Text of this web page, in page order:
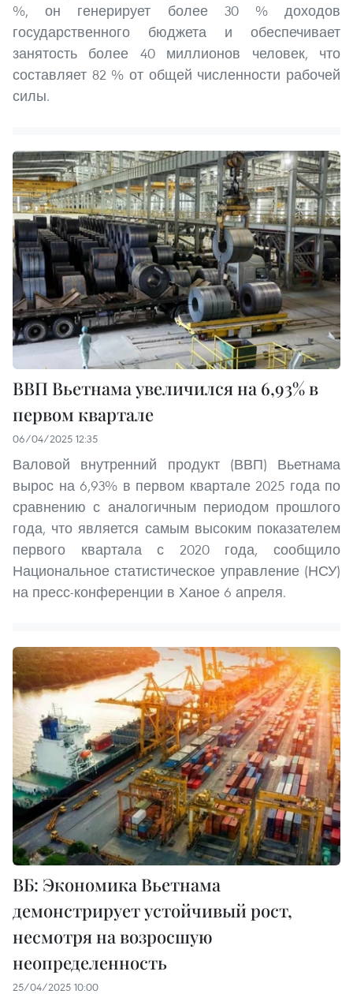
%, он генерирует более 30 % доходов
государственного бюджета и обеспечивает
занятость более 40 миллионов человек, что
составляет 82 % от общей численности рабочей
силы.
ВВП Вьетнама увеличился на 6,93% в
первом квартале
06/04/2025 12:35
Валовой внутренний продукт (ВВП) Вьетнама
вырос на 6,93% в первом квартале 2025 года по
сравнению с аналогичным периодом прошлого
года, что является самым высоким показателем
первого квартала с 2020 года, сообщило
Национальное статистическое управление (НСУ)
на пресс-конференции в Ханое 6 апреля.
ВБ: Экономика Вьетнама
демонстрирует устойчивый рост,
несмотря на возросшую
неопределенность
25/04/2025 10:00